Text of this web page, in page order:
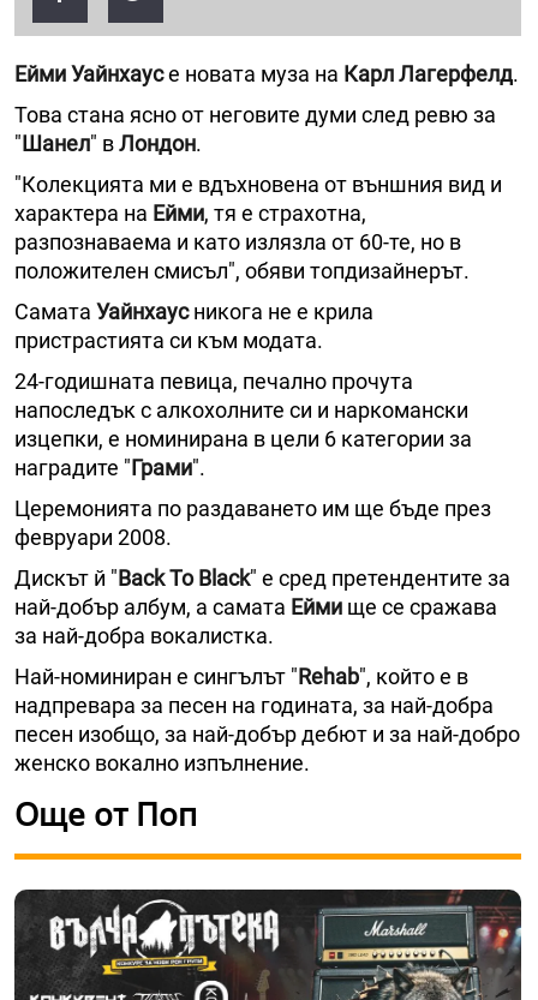
Ейми Уайнхаусе новата муза на Карл Лагерфелд.
Това стана ясно от неговите думи след ревю за
"Шанел" вЛондон.
"Колекцията ми е вдъхновена от външния вид и
характера на Ейми, тя е страхотна,
разпознаваема и като излязла от 60-те, но в
положителен смисъл", обяви топдизайнерът.
Самата Уайнхаусникога не е крила
пристрастията си към модата.
24-годишната певица, печално прочута
напоследък с алкохолните си и наркомански
изцепки, е номинирана в цели 6 категории за
наградите "Грами".
Церемонията по раздаването им ще бъде през
февруари 2008.
Дискът й "Back To Black" e сред претендентите за
най-добър албум, а самата Ейми ще се сражава
за най-добра вокалистка.
Най-номиниран е сингълът "Rehab", който е в
надпревара за песен на годината, за най-добра
песен изобщо, за най-добър дебют и за най-добро
женско вокално изпълнение.
Още от Поп